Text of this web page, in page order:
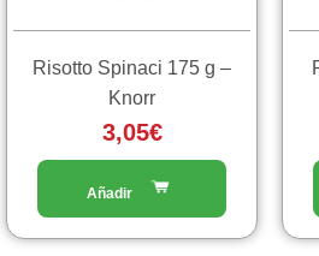
Risotto Spinaci 175 g –
Knorr
3,05€